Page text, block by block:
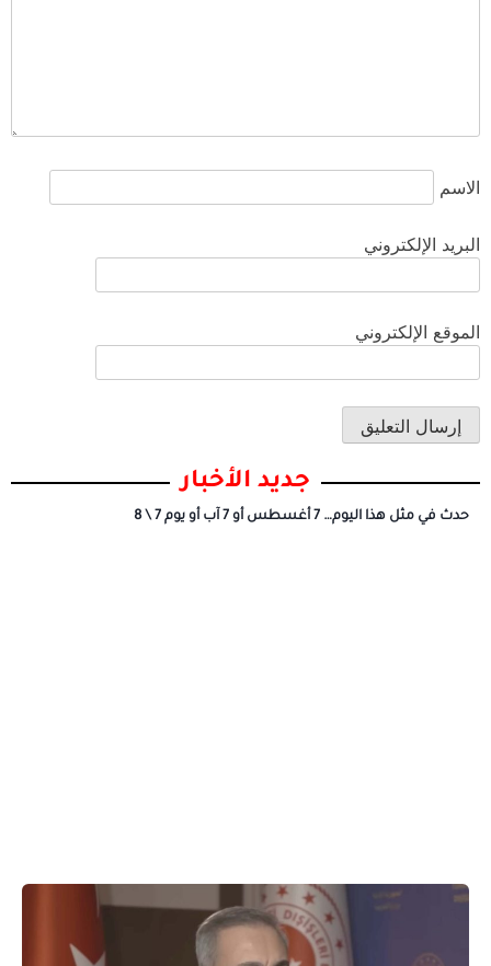
الاسم
البريد الإلكتروني
الموقع الإلكتروني
جديد الأخبار
حدث في مثل هذا اليوم… 7 أغسطس أو 7 آب أو يوم 7 \ 8